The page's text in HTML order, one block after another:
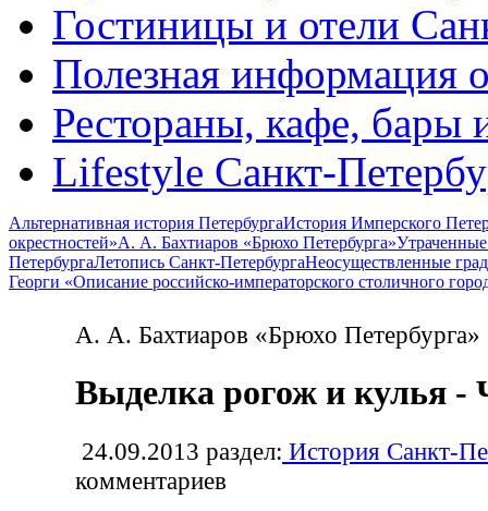
Гостиницы и отели
Полезная информация
Рестораны, кафе, бары
Lifestyle Санкт-
Альтернативная история ПетербургаИстория Имперского
окрестностей»А. А. Бахтиаров «Брюхо Петербурга»
ПетербургаЛетопись Санкт-ПетербургаНеосуществленные
Георги «Описание российско-императорского столичного
А. А. Бахтиаров «Брюхо Петербурга»
Выделка рогож и кулья -
24.09.2013 раздел: История Санкт-
комментариев